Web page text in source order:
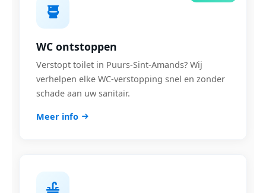
WC ontstoppen
Verstopt toilet in Puurs-Sint-Amands? Wij
verhelpen elke WC-verstopping snel en zonder
schade aan uw sanitair.
Meer info